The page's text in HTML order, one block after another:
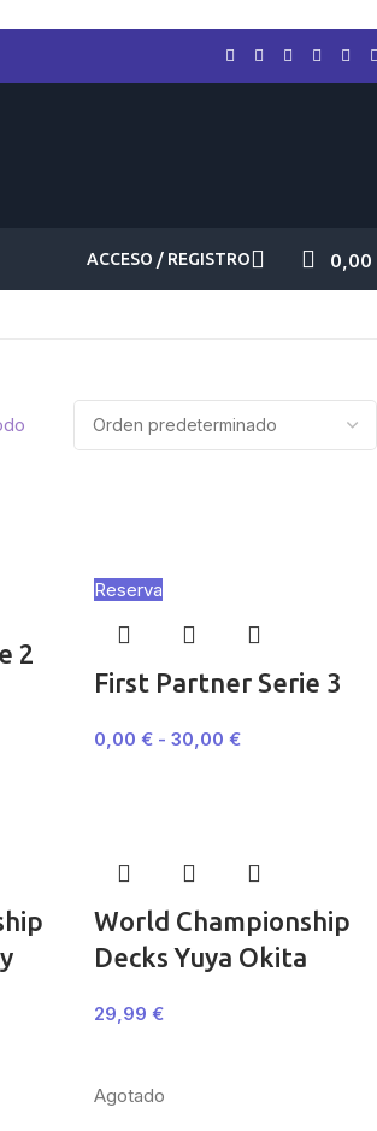
ACCESO / REGISTRO
0,00
2
Reserva
First Partner Serie 3
0,00 € - 30,00 €
World Championship
Decks Yuya Okita
29,99 €
Agotado